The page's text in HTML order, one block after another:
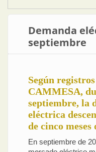
Demanda
septiembre
Según
CAMMESA,
septiembre, la
eléctrica
de cinco meses
En septiembre de